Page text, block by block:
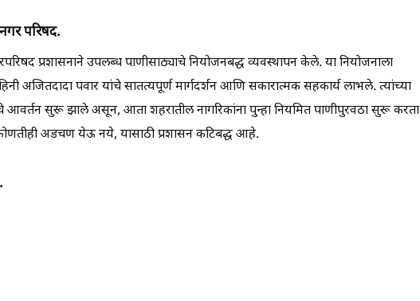
परिषद.
प्रशासनाने उपलब्ध पाणीसाठ्याचे नियोजनबद्ध व्यवस्थापन केले. या नियोजनाला
अजितदादा पवार यांचे सातत्यपूर्ण मार्गदर्शन आणि सकारात्मक सहकार्य लाभले. त्यांच्या
आवर्तन सुरू झाले असून, आता शहरातील नागरिकांना पुन्हा नियमित पाणीपुरवठा सुरू करता
अडचण येऊ नये, यासाठी प्रशासन कटिबद्ध आहे.